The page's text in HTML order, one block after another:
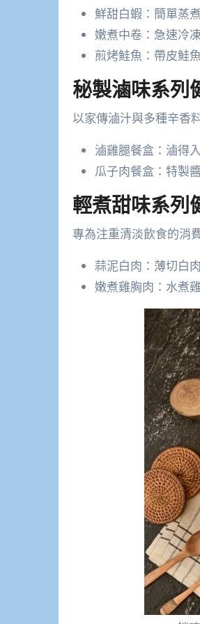
鮮甜白蝦：簡單蒸
嫩煮中卷：急速冷
煎烤鮭魚：帶皮鮭
秘製滷味系列
以家傳滷汁與多種辛香
滷雞腿餐盒：滷得
瓜子肉餐盒：特製
輕煮甜味系列
專為注重清淡飲食的消
蒜泥白肉：薄切白
嫩煮雞胸肉：水煮